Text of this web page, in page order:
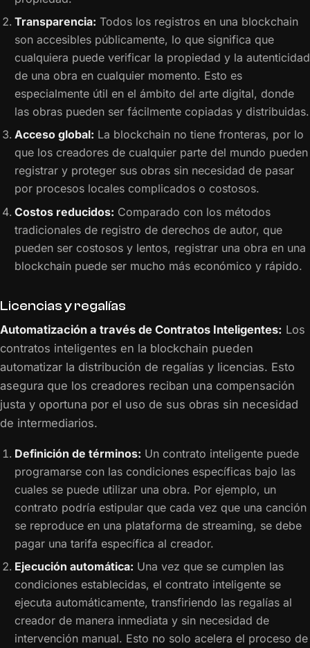
Transparencia: Todos los registros en una blockchain
son accesibles públicamente, lo que significa que
cualquiera puede verificar la propiedad y la autenticidad
de una obra en cualquier momento. Esto es
especialmente útil en el ámbito del arte digital, donde
las obras pueden ser fácilmente copiadas y distribuidas.
Acceso global: La blockchain no tiene fronteras, por lo
que los creadores de cualquier parte del mundo pueden
registrar y proteger sus obras sin necesidad de pasar
por procesos locales complicados o costosos.
Costos reducidos: Comparado con los métodos
tradicionales de registro de derechos de autor, que
pueden ser costosos y lentos, registrar una obra en una
blockchain puede ser mucho más económico y rápido.
Licencias y regalías
Automatización a través de Contratos Inteligentes: Los
contratos inteligentes en la blockchain pueden
automatizar la distribución de regalías y licencias. Esto
asegura que los creadores reciban una compensación
justa y oportuna por el uso de sus obras sin necesidad
de intermediarios.
Definición de términos: Un contrato inteligente puede
programarse con las condiciones específicas bajo las
cuales se puede utilizar una obra. Por ejemplo, un
contrato podría estipular que cada vez que una canción
se reproduce en una plataforma de streaming, se debe
pagar una tarifa específica al creador.
Ejecución automática: Una vez que se cumplen las
condiciones establecidas, el contrato inteligente se
ejecuta automáticamente, transfiriendo las regalías al
creador de manera inmediata y sin necesidad de
intervención manual. Esto no solo acelera el proceso de